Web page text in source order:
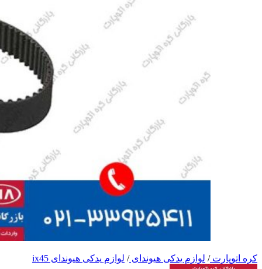
کره اتوپارت/ لوازم یدکی هیوندای/ لوازم یدکی هیوندای ix45